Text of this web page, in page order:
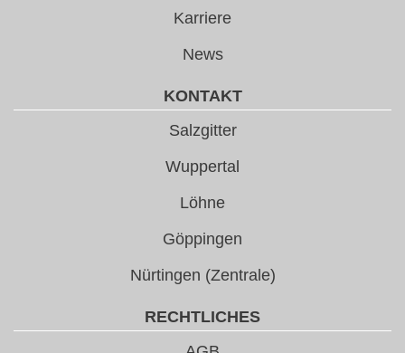
Karriere
News
KONTAKT
Salzgitter
Wuppertal
Löhne
Göppingen
Nürtingen (Zentrale)
RECHTLICHES